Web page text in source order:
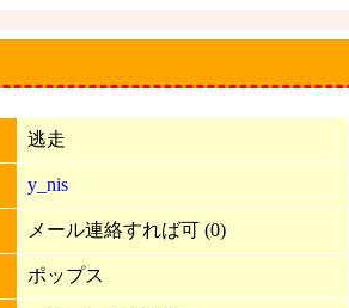
逃走
y_nis
メール連絡すれば可 (0)
ポップス